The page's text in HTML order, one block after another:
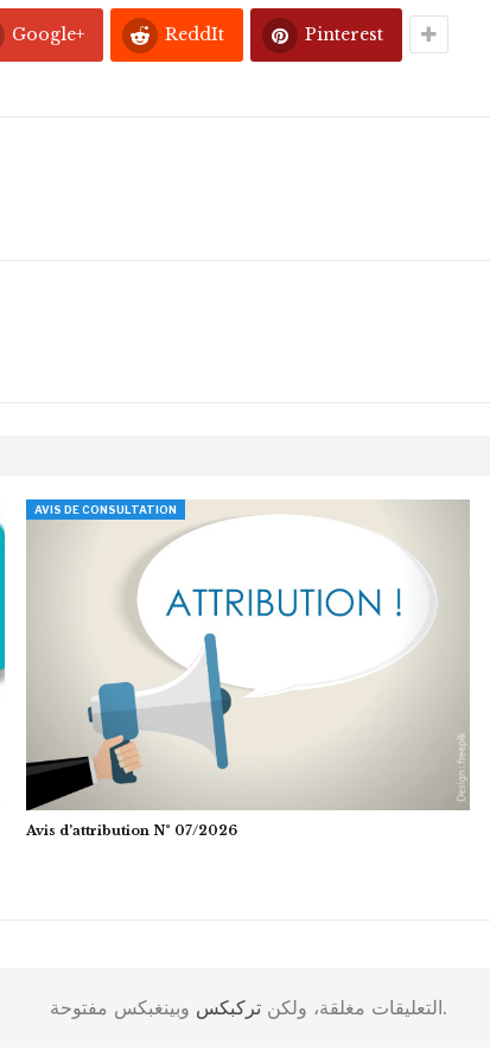
Google+ ReddIt Pinterest
AVIS DE CONSULTATION
Avis d’attribution N° 07/2026
التعليقات مغلقة، ولكنتركبكس وبينغبكس مفتوحة.